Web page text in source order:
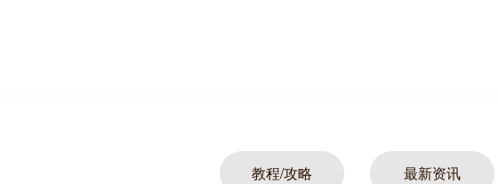
教程/攻略 最新资讯